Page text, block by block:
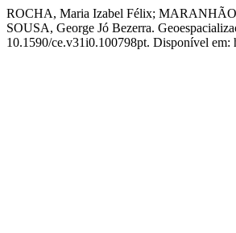
ROCHA, Maria Izabel Félix;
SOUSA, George Jó Bezerra.
10.1590/ce.v31i0.100798pt. Disponível em: